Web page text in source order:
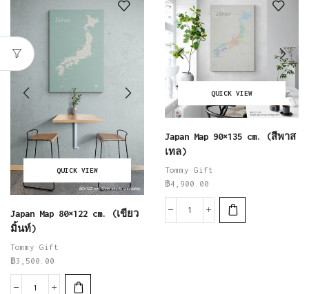
QUICK VIEW
Japan Map 80×122 cm. (เขียว
มิ้นท์)
Tommy Gift
฿3,500.00
QUICK VIEW
Japan Map 90×135 cm. (สีพาส
เทล)
Tommy Gift
฿4,900.00